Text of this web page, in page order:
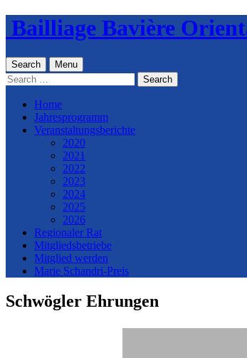
Skip
toBailliage Bavière
Search Menu
Search
Home
Jahresprogramm
Veranstaltungsberichte
2020
2021
2022
2023
2024
2025
2026
Regionaler Rat
Mitgliedsbetriebe
Mitglied werden
Marie Schandri-Preis
Schwögler Ehrungen